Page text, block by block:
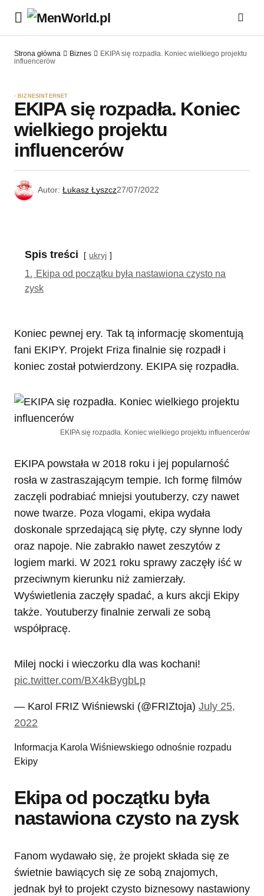
Strona główna Biznes
EKIPA się rozpadła. Koniec wielkiego projektu
influencerów
BIZNES INTERNET
EKIPA się rozpadła. Koniec
wielkiego projektu
influencerów
Autor: Łukasz Łyszcz27/07/2022
Spis treści ukryj
1. Ekipa od początku była nastawiona czysto na
zysk
Koniec pewnej ery. Tak tą informację skomentują
fani EKIPY. Projekt Friza finalnie się rozpadł i
koniec został potwierdzony. EKIPA się rozpadła.
EKIPA się rozpadła. Koniec wielkiego projektu influencerów
EKIPA powstała w 2018 roku i jej popularność
rosła w zastraszającym tempie. Ich formę filmów
zaczęli podrabiać mniejsi youtuberzy, czy nawet
nowe twarze. Poza vlogami, ekipa wydała
doskonale sprzedającą się płytę, czy słynne lody
oraz napoje. Nie zabrakło nawet zeszytów z
logiem marki. W 2021 roku sprawy zaczęły iść w
przeciwnym kierunku niż zamierzały.
Wyświetlenia zaczęły spadać, a kurs akcji Ekipy
także. Youtuberzy finalnie zerwali ze sobą
współpracę.
Milej nocki i wieczorku dla was kochani!
pic.twitter.com/BX4kBygbLp
— Karol FRIZ Wiśniewski (@FRIZtoja) July 25,
2022
Informacja Karola Wiśniewskiego odnośnie rozpadu
Ekipy
Ekipa od początku była
nastawiona czysto na zysk
Fanom wydawało się, że projekt składa się ze
świetnie bawiących się ze sobą znajomych,
jednak był to projekt czysto biznesowy nastawiony